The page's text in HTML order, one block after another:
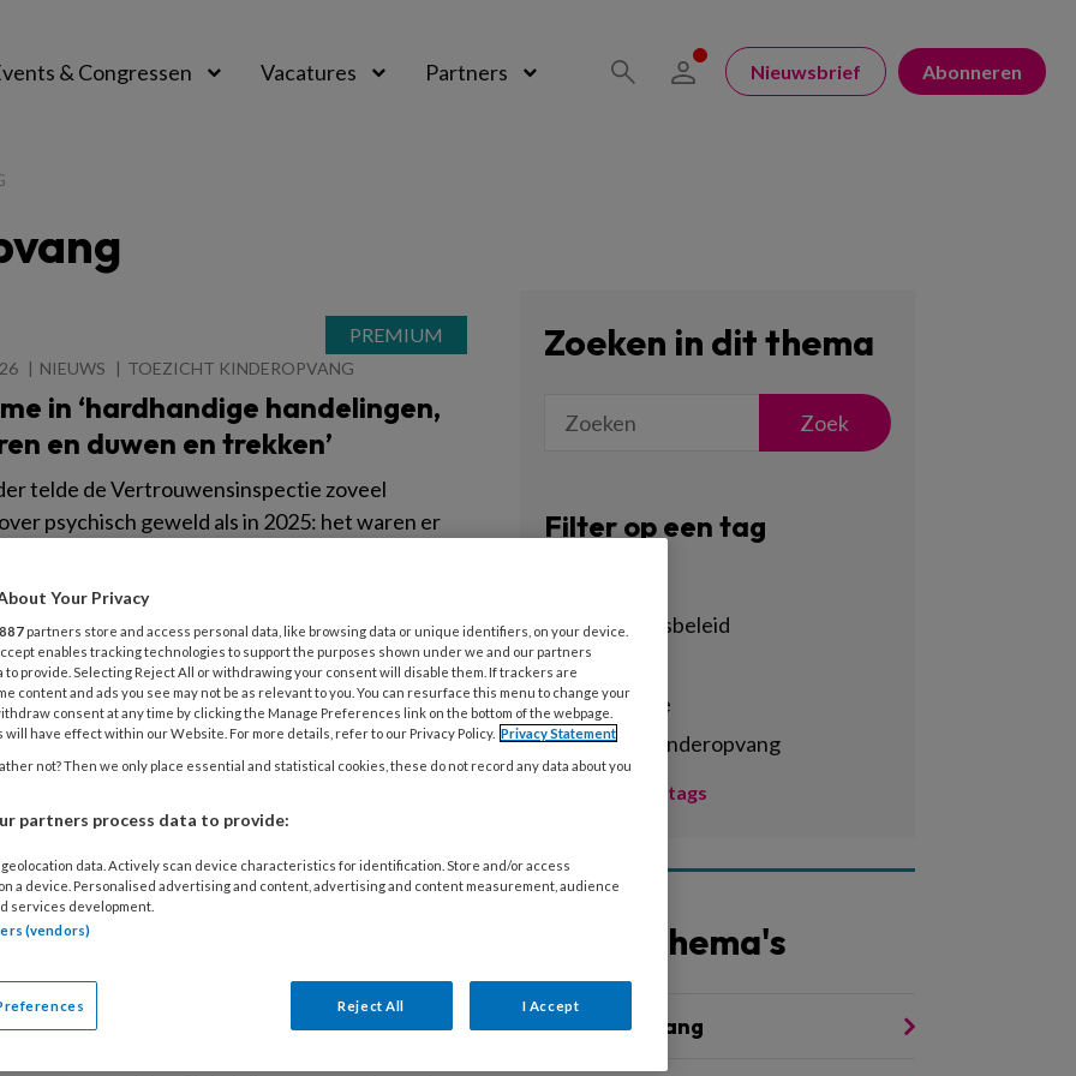
& Congressen Vacatures Partners Nieuwsbrief Abonneren
NIEUWS TOEZICHT KINDEROPVANG
in ‘hardhandige handelingen,
en duwen en trekken’
telde de Vertrouwensinspectie zoveel
psychisch geweld als in 2025: het waren er
geweld steeg: van 200 naar 246. Een belangrijk
woorden: een kind dat emotioneel mishandeld
weinig verwachten.
in het systeem: mishandeling in
blijft onder de radar
regelmaat wordt de kinderopvangsector
zulke misstanden, waaronder emtionele
vaak onder de radar blijven? We doken erin.
Zoeken in dit thema
Zoek
Filter op een tag
achterstandsbeleid
activiteiten
administratie
agrarische kinderopvang
Toon meer tags
Andere thema's
Kwaliteit Opvang
Your Privacy
887 partners store and access personal data, like browsing data or unique identifiers, on your device.
enables tracking technologies to support the purposes shown under we and our partners
to provide. Selecting Reject All or withdrawing your consent will disable them. If trackers are
content and ads you see may not be as relevant to you. You can resurface this menu to change your
consent at any time by clicking the Manage Preferences link on the bottom of the webpage.
will have effect within our Website. For more details, refer to our Privacy Policy. Privacy Statement
not? Then we only place essential and statistical cookies, these do not record any data about you
partners process data to provide:
data. Actively scan device characteristics for identification. Store and/or access
a device. Personalised advertising and content, advertising and content measurement, audience
services development.
(vendors)
Reject All I Accept